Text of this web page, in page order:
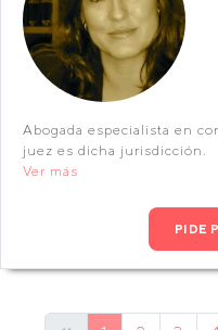
Abogada especialista en
juez es dicha jurisdicción.
Ver más
PIDE